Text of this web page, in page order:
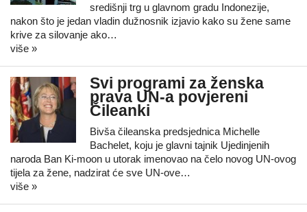
središnji trg u glavnom gradu Indonezije,
nakon što je jedan vladin dužnosnik izjavio kako su žene same
krive za silovanje ako…
više »
Svi programi za ženska
prava UN-a povjereni
Čileanki
Bivša čileanska predsjednica Michelle
Bachelet, koju je glavni tajnik Ujedinjenih
naroda Ban Ki-moon u utorak imenovao na čelo novog UN-ovog
tijela za žene, nadzirat će sve UN-ove…
više »